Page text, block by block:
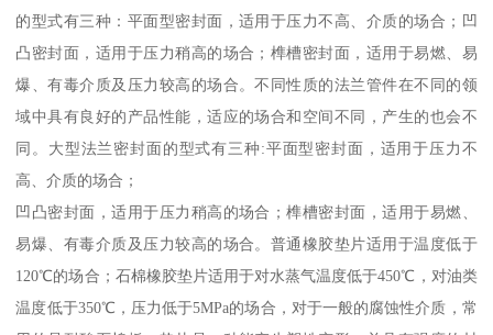
的型式有三种：平面型密封面，适用于压力不高、介质的场合；凹
凸密封面，适用于压力稍高的场合；榫槽密封面，适用于易燃、易
爆、有毒介质及压力较高的场合。不同性质的法兰管件在不同的领
域中具有良好的产品性能，适应的场合和空间不同，产生的也会不
同。大型法兰密封面的型式有三种:平面型密封面，适用于压力不
高、介质的场合；
凹凸密封面，适用于压力稍高的场合；榫槽密封面，适用于易燃、
易爆、有毒介质及压力较高的场合。普通橡胶垫片适用于温度低于
120℃的场合；石棉橡胶垫片适用于对水蒸气温度低于450℃，对油类
温度低于350℃，压力低于5MPa的场合，对于一般的腐蚀性介质，常